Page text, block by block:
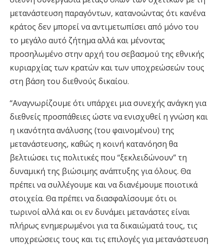
μετανάστευση παραγόντων, κατανοώντας ότι κανένα
κράτος δεν μπορεί να αντιμετωπίσει από μόνο του
το μεγάλο αυτό ζήτημα αλλά και μένοντας
προσηλωμένο στην αρχή του σεβασμού της εθνικής
κυριαρχίας των κρατών και των υποχρεώσεών τους
στη βάση του διεθνούς δικαίου.
“Αναγνωρίζουμε ότι υπάρχει μια συνεχής ανάγκη για
διεθνείς προσπάθειες ώστε να ενισχυθεί η γνώση και
η ικανότητα ανάλυσης (του φαινομένου) της
μετανάστευσης, καθώς η κοινή κατανόηση θα
βελτιώσει τις πολιτικές που “ξεκλειδώνουν” τη
δυναμική της βιώσιμης ανάπτυξης για όλους. Θα
πρέπει να συλλέγουμε και να διανέμουμε ποιοτικά
στοιχεία. Θα πρέπει να διασφαλίσουμε ότι οι
τωρινοί αλλά και οι εν δυνάμει μετανάστες είναι
πλήρως ενημερωμένοι για τα δικαιώματά τους, τις
υποχρεώσεις τους και τις επιλογές για μετανάστευση